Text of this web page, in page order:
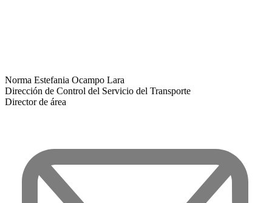
Norma Estefania Ocampo Lara
Dirección de Control del Servicio del Transporte
Director de área